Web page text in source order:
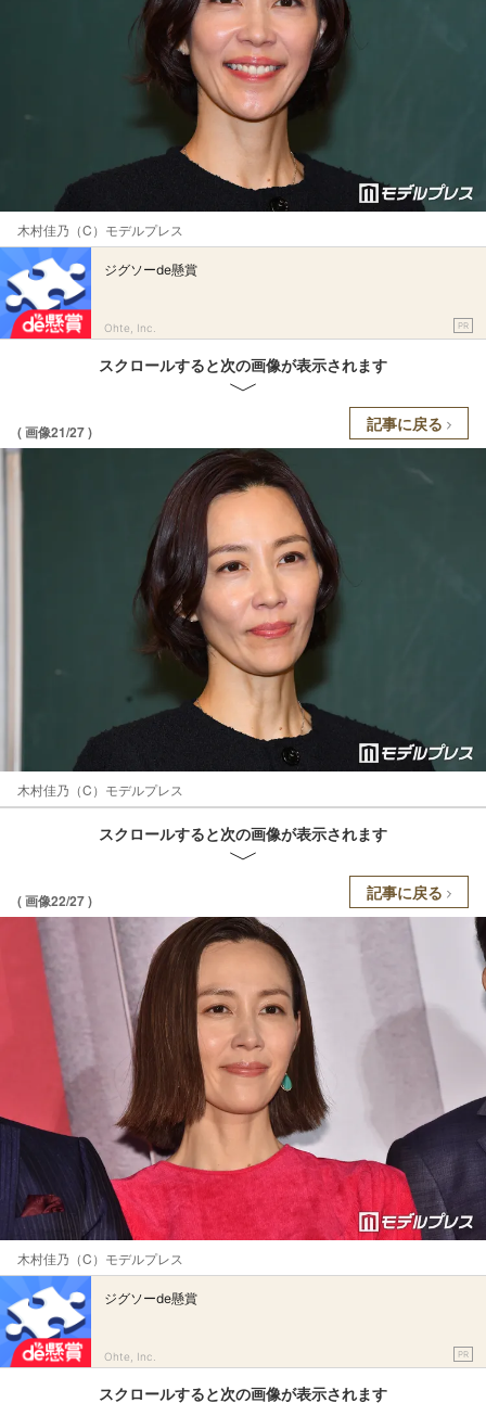
木村佳乃（C）モデルプレス
ジグソーde懸賞
Ohte, Inc. PR
スクロールすると次の画像が表示されます
( 画像21/27 ) 記事に戻る
木村佳乃（C）モデルプレス
スクロールすると次の画像が表示されます
( 画像22/27 ) 記事に戻る
木村佳乃（C）モデルプレス
ジグソーde懸賞
Ohte, Inc. PR
スクロールすると次の画像が表示されます